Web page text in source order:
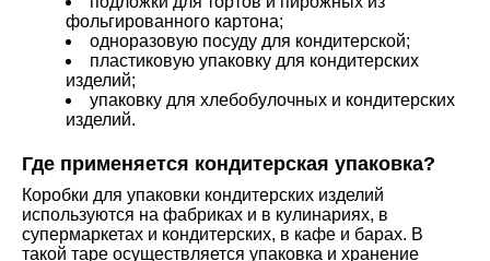
фольгированного картона;
одноразовую посуду для кондитерской;
пластиковую упаковку для кондитерских
изделий;
упаковку для хлебобулочных и кондитерских
изделий.
Где применяется кондитерская упаковка?
Коробки для упаковки кондитерских изделий
используются на фабриках и в кулинариях, в
супермаркетах и кондитерских, в кафе и барах. В
такой таре осуществляется упаковка и хранение